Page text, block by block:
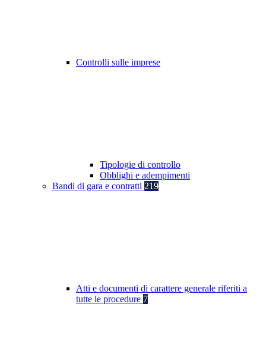
Controlli sulle imprese
Tipologie di controllo
Obblighi e adempimenti
Bandi di gara e contratti 219
Atti e documenti di carattere generale riferiti a
tutte le procedure 7